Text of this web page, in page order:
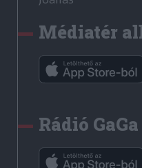
Médiatér
Rádió